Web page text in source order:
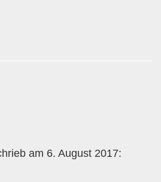
am 6. August 2017: